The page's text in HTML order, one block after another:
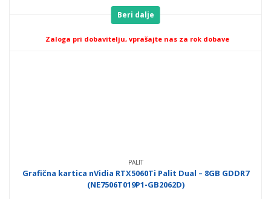
Beri dalje
Zaloga pri dobavitelju, vprašajte nas za rok dobave
PALIT
Grafična kartica nVidia RTX5060Ti Palit Dual – 8GB GDDR7
(NE7506T019P1-GB2062D)